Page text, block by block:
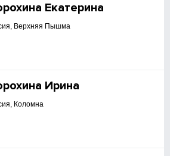
Екатерина
Верхняя Пышма
Ирина
Коломна